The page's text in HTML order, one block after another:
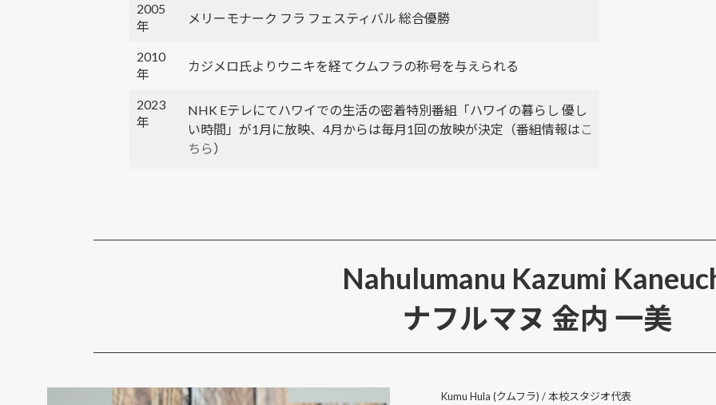
2005
年
メリーモナーク フラ フェスティバル 総合優勝
2010
年
カジメロ氏よりウニキを経てクムフラの称号を与えられる
2023
年
NHK Eテレにてハワイでの生活の密着特別番組「ハワイの暮らし 優し
い時間」が1月に放映、4月からは毎月1回の放映が決定（番組情報は こ
ちら）
Nahulumanu Kazumi
ナフルマヌ 金内 一美
Kumu Hula (クムフラ) / 本校スタジオ代表